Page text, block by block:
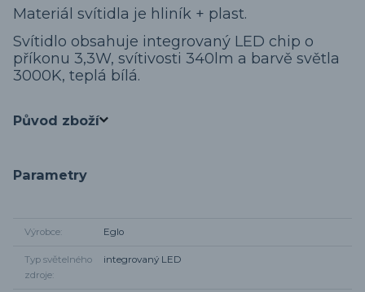
Materiál svítidla je hliník + plast.
Svítidlo obsahuje integrovaný LED chip o
příkonu 3,3W, svítivosti 340lm a barvě světla
3000K, teplá bílá.
Původ zboží
Parametry
Výrobce Eglo
Typ světelného
zdroje
integrovaný LED